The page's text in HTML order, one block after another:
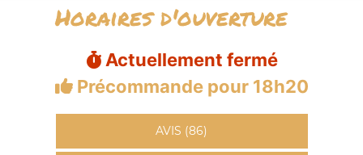
Horaires d'ouverture
Actuellement fermé
Précommande pour 18h20
AVIS (86)